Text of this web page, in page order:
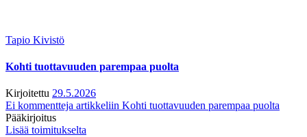
Tapio Kivistö
Kohti tuottavuuden parempaa puolta
Kirjoitettu 29.5.2026
Ei kommentteja artikkeliin Kohti tuottavuuden parempaa puolta
Pääkirjoitus
Lisää toimitukselta